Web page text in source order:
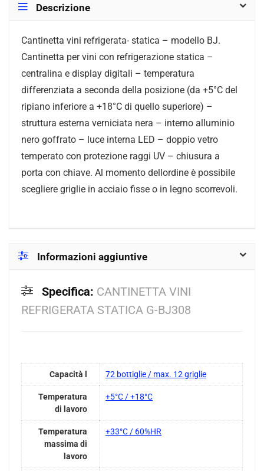
Descrizione
Cantinetta vini refrigerata- statica – modello BJ.
Cantinetta per vini con refrigerazione statica –
centralina e display digitali – temperatura
differenziata a seconda della posizione (da +5°C del
ripiano inferiore a +18°C di quello superiore) –
struttura esterna verniciata nera – interno alluminio
nero goffrato – luce interna LED – doppio vetro
temperato con protezione raggi UV – chiusura a
porta con chiave. Al momento dellordine è possibile
scegliere griglie in acciaio fisse o in legno scorrevoli.
Informazioni aggiuntive
Specifica: CANTINETTA VINI
REFRIGERATA STATICA G-BJ308
Capacità l 72 bottiglie / max. 12 griglie
Temperatura
di lavoro
+5°C / +18°C
Temperatura
massima di
lavoro
+33°C / 60%HR